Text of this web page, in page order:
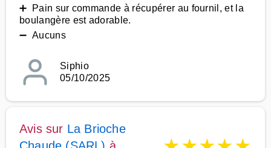
➕ Pain sur commande à récupérer au fournil, et la
boulangère est adorable.
➖ Aucuns
Siphio
05/10/2025
Avis sur La Brioche